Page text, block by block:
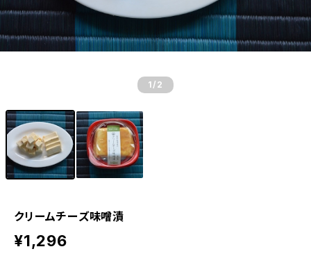
1 /2
クリームチーズ味噌漬
¥1,296